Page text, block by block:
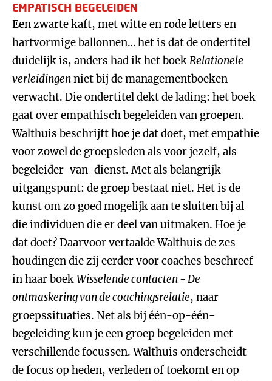
EMPATISCH BEGELEIDEN
Een zwarte kaft, met witte en rode letters en
hartvormige ballonnen… het is dat de ondertitel
duidelijk is, anders had ik het boekRelationele
verleidingenniet bij de managementboeken
verwacht. Die ondertitel dekt de lading: het boek
gaat over empathisch begeleiden van groepen.
Walthuis beschrijft hoe je dat doet, met empathie
voor zowel de groepsleden als voor jezelf, als
begeleider-van-dienst. Met als belangrijk
uitgangspunt: de groep bestaat niet. Het is de
kunst om zo goed mogelijk aan te sluiten bij al
die individuen die er deel van uitmaken. Hoe je
dat doet? Daarvoor vertaalde Walthuis de zes
houdingen die zij eerder voor coaches beschreef
in haar boekWisselende contacten - De
ontmaskering van de coachingsrelatie, naar
groepssituaties. Net als bij één-op-één-
begeleiding kun je een groep begeleiden met
verschillende focussen. Walthuis onderscheidt
de focus op heden, verleden of toekomt en op